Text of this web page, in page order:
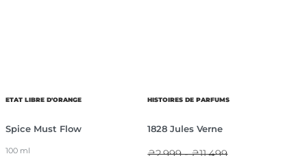
ETAT LIBRE D'ORANGE
Spice Must Flow
100 ml
HISTOIRES DE PARFUMS
1828 Jules Verne